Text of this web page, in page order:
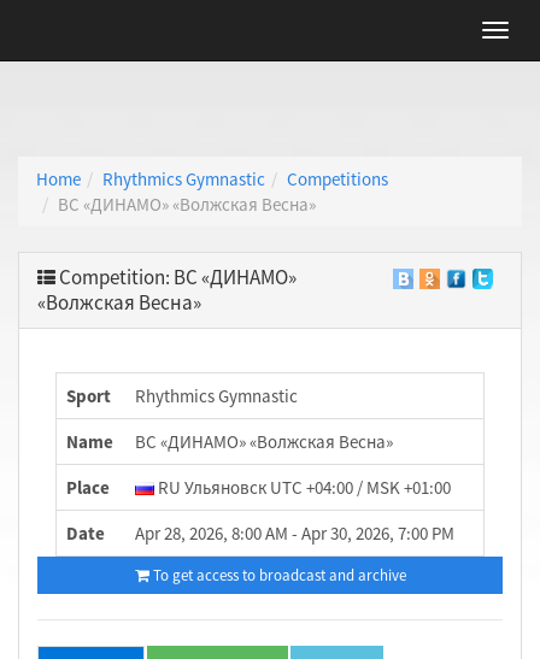
Home Rhythmics Gymnastic
Competitions
ВС «ДИНАМО» «Волжская Весна»
Competition: ВС «ДИНАМО»
«Волжская Весна»
Sport
Rhythmics Gymnastic
Name
ВС «ДИНАМО» «Волжская Весна»
Place
RU Ульяновск UTC +04:00 / MSK +01:00
Date
Apr 28, 2026, 8:00 AM - Apr 30, 2026, 7:00 PM
To get access to broadcast and archive